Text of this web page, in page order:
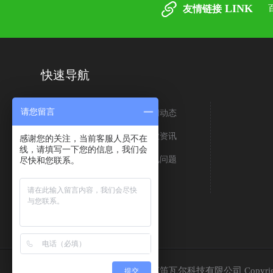
友情链接 LINK
快速导航
关于我们
生产车间
荣誉资质
联系我们
新闻动态
行业资讯
常见问题
东莞市苏笛瓦尔科技有限公司
请您留言
感谢您的关注，当前客服人员不在
线，请填写一下您的信息，我们会
尽快和您联系。
提交